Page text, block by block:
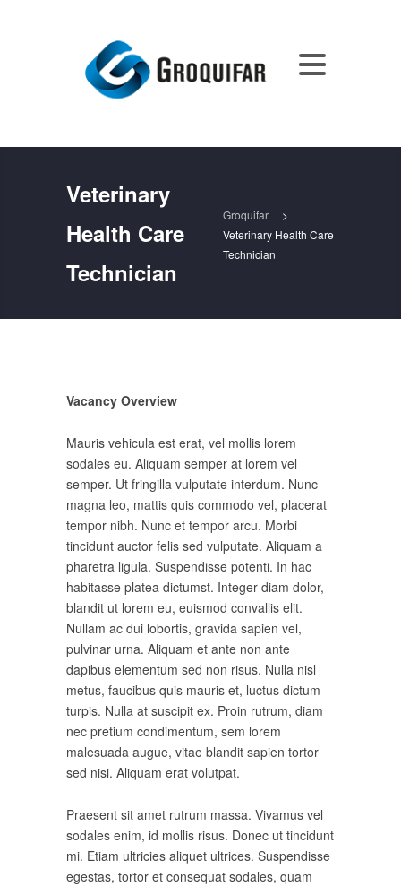
Veterinary
Health Care
Technician
Groquifar
>
Veterinary Health Care
Technician
Vacancy Overview
Mauris vehicula est erat, vel mollis lorem
sodales eu. Aliquam semper at lorem vel
semper. Ut fringilla vulputate interdum. Nunc
magna leo, mattis quis commodo vel, placerat
tempor nibh. Nunc et tempor arcu. Morbi
tincidunt auctor felis sed vulputate. Aliquam a
pharetra ligula. Suspendisse potenti. In hac
habitasse platea dictumst. Integer diam dolor,
blandit ut lorem eu, euismod convallis elit.
Nullam ac dui lobortis, gravida sapien vel,
pulvinar urna. Aliquam et ante non ante
dapibus elementum sed non risus. Nulla nisl
metus, faucibus quis mauris et, luctus dictum
turpis. Nulla at suscipit ex. Proin rutrum, diam
nec pretium condimentum, sem lorem
malesuada augue, vitae blandit sapien tortor
sed nisi. Aliquam erat volutpat.
Praesent sit amet rutrum massa. Vivamus vel
sodales enim, id mollis risus. Donec ut tincidunt
mi. Etiam ultricies aliquet ultrices. Suspendisse
egestas, tortor et consequat sodales, quam